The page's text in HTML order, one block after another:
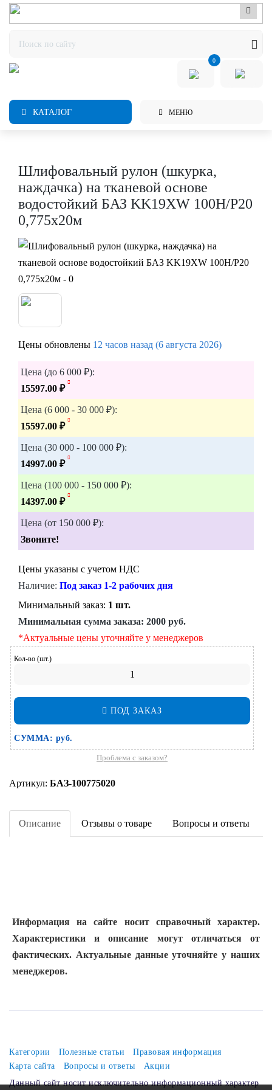
0
КАТАЛОГ МЕНЮ
Шлифовальный рулон (шкурка,
наждачка) на тканевой основе
водостойкий БАЗ KK19XW 100H/P20
0,775х20м
Цены обновлены 12 часов назад (6 августа 2026)
Цена (до 6 000 ₽):
15597.00 ₽
Цена (6 000 - 30 000 ₽):
15597.00 ₽
Цена (30 000 - 100 000 ₽):
14997.00 ₽
Цена (100 000 - 150 000 ₽):
14397.00 ₽
Цена (от 150 000 ₽):
Звоните!
Цены указаны с учетом НДС
Наличие: Под заказ 1-2 рабочих дня
Минимальный заказ: 1 шт.
Минимальная сумма заказа: 2000 руб.
*Актуальные цены уточняйте у менеджеров
Кол-во (шт.)
ПОД ЗАКАЗ
СУММА: руб.
Проблема с заказом?
Артикул: БАЗ-100775020
Описание Отзывы о товаре Вопросы и ответы
Информация на сайте носит справочный характер.
Характеристики и описание могут отличаться от
фактических. Актуальные данные уточняйте у наших
менеджеров.
Категории Полезные статьи
Правовая информация
Карта сайта
Вопросы и ответы
Акции
Данный сайт носит исключительно информационный характер